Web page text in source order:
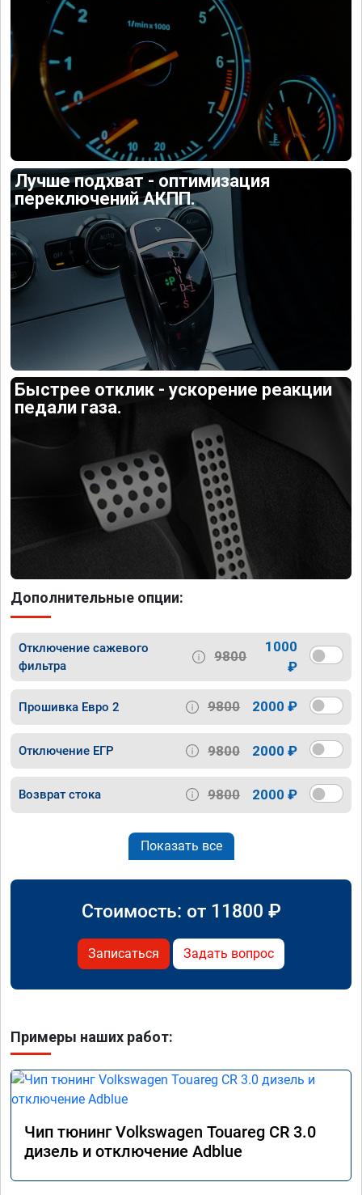
Лучше подхват - оптимизация
переключений АКПП.
Быстрее отклик - ускорение реакции
педали газа.
Дополнительные опции:
Отключение сажевого
фильтра
9800
1000
₽
Прошивка Евро 2 9800 2000 ₽
Отключение ЕГР 9800 2000 ₽
Возврат стока 9800 2000 ₽
Показать все
Стоимость: от 11800 ₽
Записаться Задать вопрос
Примеры наших работ:
Чип тюнинг Volkswagen Touareg CR 3.0
дизель и отключение Adblue